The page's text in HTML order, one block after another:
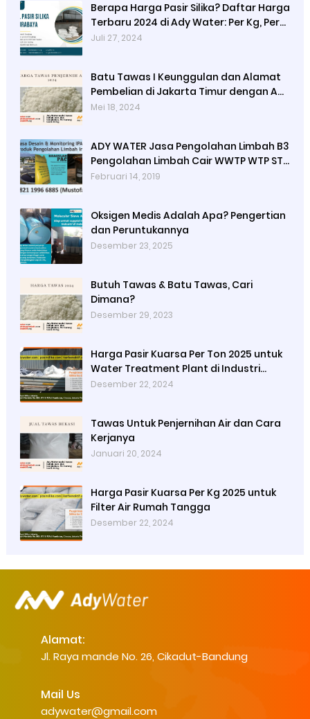
Berapa Harga Pasir Silika? Daftar Harga
Terbaru 2024 di Ady Water: Per Kg, Per
Karung, dan Per Ton
Juli 27, 2024
Batu Tawas I Keunggulan dan Alamat
Pembelian di Jakarta Timur dengan Ady
Water
Mei 18, 2024
ADY WATER Jasa Pengolahan Limbah B3
Pengolahan Limbah Cair WWTP WTP STP
di Bandung Jogjakarta Surabaya
Februari 14, 2019
Oksigen Medis Adalah Apa? Pengertian
dan Peruntukannya
Desember 23, 2025
Butuh Tawas & Batu Tawas, Cari
Dimana?
Desember 29, 2023
Harga Pasir Kuarsa Per Ton 2025 untuk
Water Treatment Plant di Industri
Petrokimia
Desember 22, 2024
Tawas Untuk Penjernihan Air dan Cara
Kerjanya
Januari 20, 2024
Harga Pasir Kuarsa Per Kg 2025 untuk
Filter Air Rumah Tangga
Desember 22, 2024
Alamat:
Jl. Raya mande No. 26, Cikadut-Bandung
Mail Us
adywater@gmail.com